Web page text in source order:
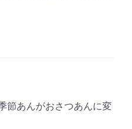
節あんがおさつあんに変